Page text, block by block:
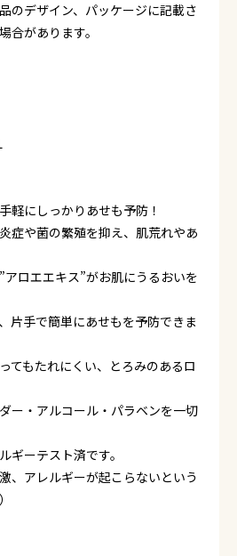
のデザイン、パッケージに記載さ
合があります。
軽にしっかりあせも予防！
症や菌の繁殖を抑え、肌荒れやあ
ロエエキス”がお肌にうるおいを
片手で簡単にあせもを予防できま
てもたれにくい、とろみのあるロ
ー・アルコール・パラベンを一切
ーテスト済です。
、アレルギーが起こらないという